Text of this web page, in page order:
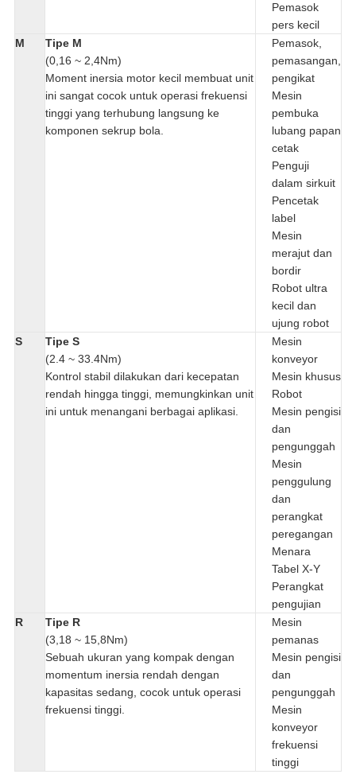
Pemasok
pers kecil
M
Tipe M
(0,16 ~ 2,4Nm)
Moment inersia motor kecil membuat unit
ini sangat cocok untuk operasi frekuensi
tinggi yang terhubung langsung ke
komponen sekrup bola.
Pemasok,
pemasangan,
pengikat
Mesin
pembuka
lubang papan
cetak
Penguji
dalam sirkuit
Pencetak
label
Mesin
merajut dan
bordir
Robot ultra
kecil dan
ujung robot
S
Tipe S
(2.4 ~ 33.4Nm)
Kontrol stabil dilakukan dari kecepatan
rendah hingga tinggi, memungkinkan unit
ini untuk menangani berbagai aplikasi.
Mesin
konveyor
Mesin khusus
Robot
Mesin pengisi
dan
pengunggah
Mesin
penggulung
dan
perangkat
peregangan
Menara
Tabel X-Y
Perangkat
pengujian
R
Tipe R
(3,18 ~ 15,8Nm)
Sebuah ukuran yang kompak dengan
momentum inersia rendah dengan
kapasitas sedang, cocok untuk operasi
frekuensi tinggi.
Mesin
pemanas
Mesin pengisi
dan
pengunggah
Mesin
konveyor
frekuensi
tinggi